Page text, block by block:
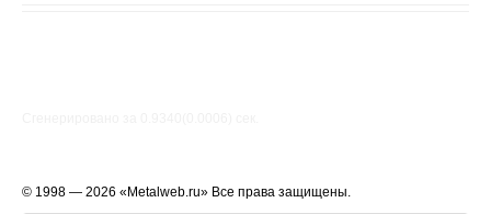
© 1998 — 2026 «Metalweb.ru» Все права защищены.